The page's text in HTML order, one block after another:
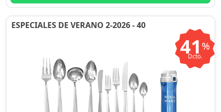
ESPECIALES DE VERANO 2-2026 - 40
41 %
Dcto.